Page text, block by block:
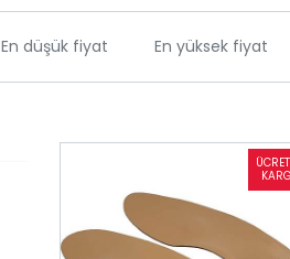
En düşük fiyat En yüksek fiyat